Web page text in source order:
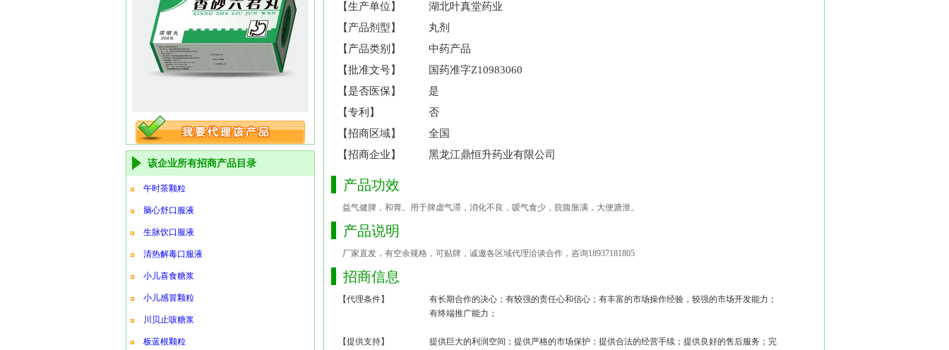
该企业所有招商产品目录
午时茶颗粒
脑心舒口服液
生脉饮口服液
清热解毒口服液
小儿喜食糖浆
小儿感冒颗粒
川贝止咳糖浆
板蓝根颗粒
【生产单位】
湖北叶真堂药业
【产品剂型】
丸剂
【产品类别】
中药产品
【批准文号】
国药准字Z10983060
【是否医保】
是
【专利】
否
【招商区域】
全国
【招商企业】
黑龙江鼎恒升药业有限公司
产品功效
益气健脾，和胃。用于脾虚气滞，消化不良，嗳气食少，脘腹胀满，大便溏泄。
产品说明
厂家直发，有空余规格，可贴牌，诚邀各区域代理洽谈合作，咨询18937181805
招商信息
【代理条件】
有长期合作的决心；有较强的责任心和信心；有丰富的市场操作经验，较强的市场开发能力；
有终端推广能力；
【提供支持】
提供巨大的利润空间；提供严格的市场保护；提供合法的经营手续；提供良好的售后服务；完